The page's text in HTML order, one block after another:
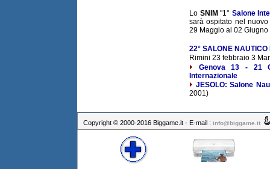
Lo SNIM "1° Salone
sarà ospitato nel
29 Maggio al 02 Giugno
22° SALONE
Rimini 23 febbraio 3
Genova 13 - 21
Internazionale
JESOLO: Salone
2001)
Copyright © 2000-2016 Biggame.it - E-mail : info@biggame.it